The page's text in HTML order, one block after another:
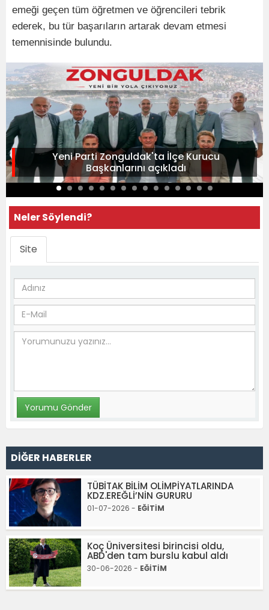
emeği geçen tüm öğretmen ve öğrencileri tebrik
ederek, bu tür başarıların artarak devam etmesi
temennisinde bulundu.
Yeni Parti Zonguldak'ta İlçe Kurucu
Başkanlarını açıkladı
Neler Söylendi?
Site
DİĞER HABERLER
TÜBİTAK BİLİM OLİMPİYATLARINDA
KDZ.EREĞLİ’NİN GURURU
01-07-2026 - EĞİTİM
Koç Üniversitesi birincisi oldu,
ABD'den tam burslu kabul aldı
30-06-2026 - EĞİTİM